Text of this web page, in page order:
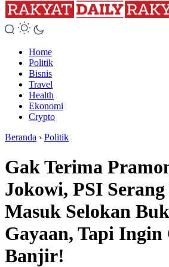
Home
Politik
Bisnis
Travel
Health
Ekonomi
Crypto
Beranda › Politik
Gak Terima
Jokowi, PSI
Masuk Selokan
Gayaan, Tapi Ingin
Banjir!